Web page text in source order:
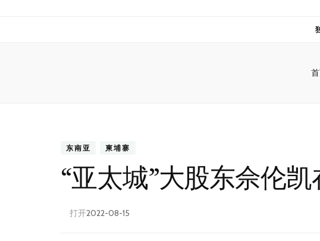
东南亚 柬埔寨
“亚太城”大股东佘伦
打开2022-08-15